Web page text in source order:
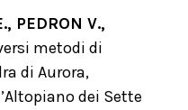
PEDRON V.,
metodi di
di Aurora,
dei Sette